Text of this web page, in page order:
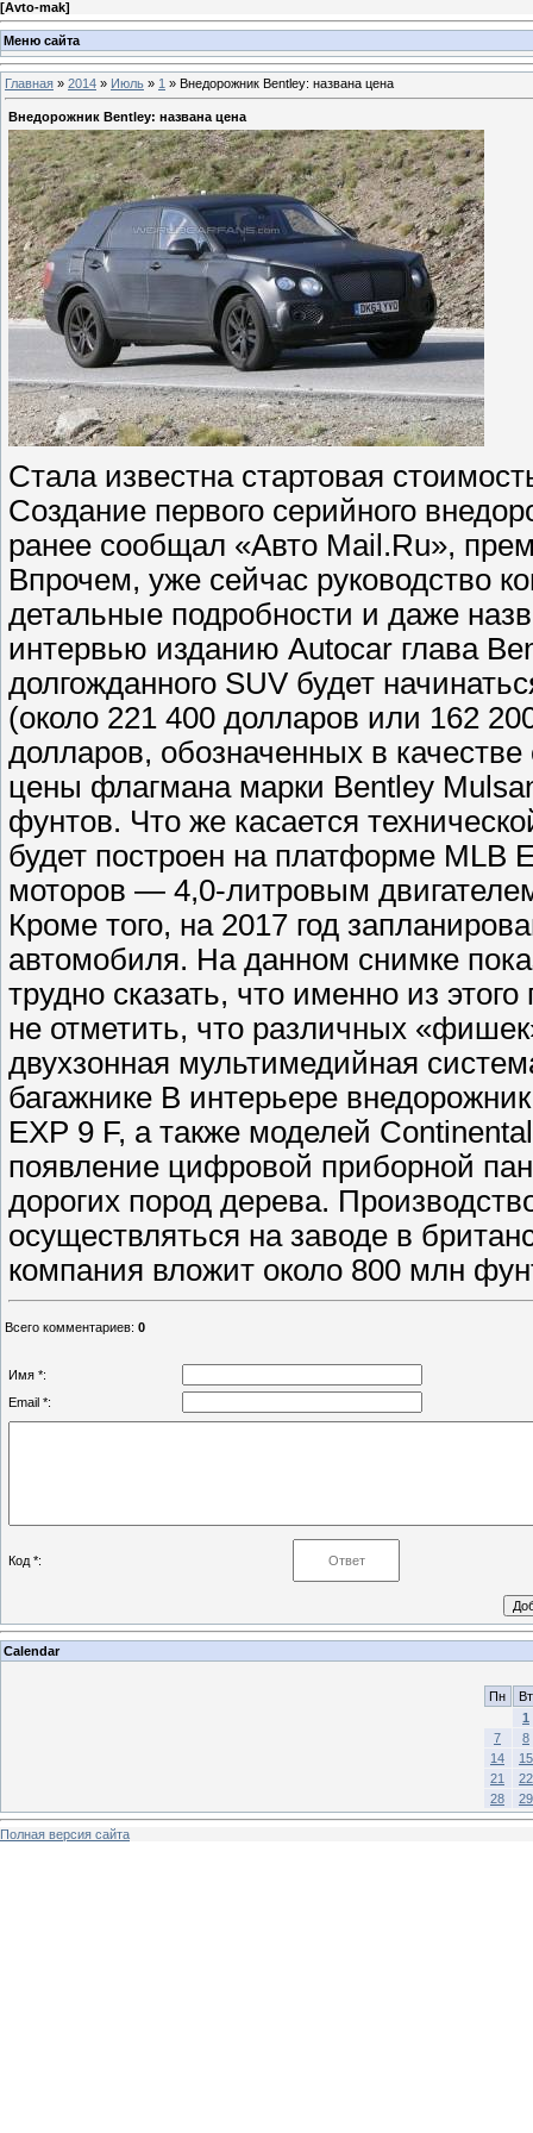
[Avto-mak]
Меню сайта
Главная » 2014 » Июль » 1 » Внедорожник Bentley: названа цена
Внедорожник Bentley: названа цена
Стала известна стартовая
Создание первого серийного
ранее сообщал «Авто Mail.Ru»,
Впрочем, уже сейчас руководство
детальные подробности и даже
интервью изданию Autocar глава
долгожданного SUV будет
(около 221 400 долларов или 162
долларов, обозначенных в
цены флагмана марки Bentley
фунтов. Что же касается
будет построен на платформе MLB
моторов — 4,0-литровым
Кроме того, на 2017 год
автомобиля. На данном снимке
трудно сказать, что именно из
не отметить, что различных
двухзонная мультимедийная
багажнике В интерьере
EXP 9 F, а также моделей
появление цифровой приборной
дорогих пород дерева.
осуществляться на заводе в
компания вложит около 800 млн
Всего комментариев: 0
Имя *:
Email *:
Код *:
Calendar
Пн
Вт
1
7
8
14
15
21
22
28
29
Полная версия сайта